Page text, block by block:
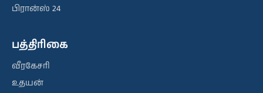
பிரான்ஸ் 24
பத்திரிகை
வீரகேசரி
உதயன்